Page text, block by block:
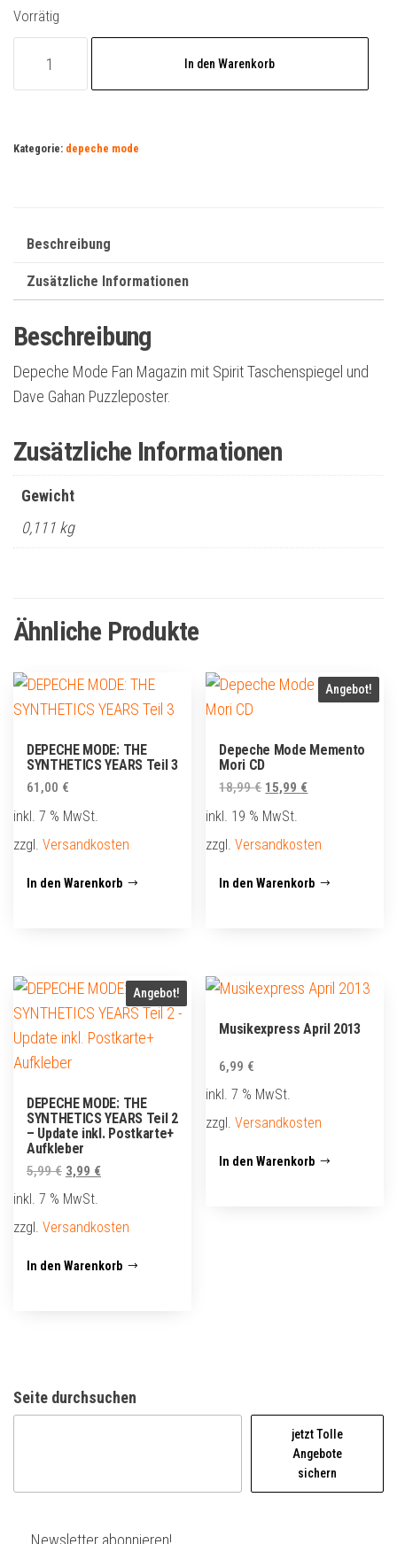
Vorrätig
mit
In den Warenkorb
Kategorie: depeche mode
Beschreibung
Zusätzliche Informationen
Beschreibung
Depeche Mode Fan Magazin mit Spirit Taschenspiegel und
Dave Gahan Puzzleposter.
Zusätzliche Informationen
Gewicht
0,111 kg
Ähnliche Produkte
DEPECHE MODE: THE
SYNTHETICS YEARS Teil 3
61,00 €
inkl. 7 % MwSt.
zzgl. Versandkosten
In den Warenkorb
Angebot!
Depeche Mode Memento
Mori CD
18,99€ Ursprünglicher
Preis
18,99 €
15,99 €
15,99 €.
inkl. 19 % MwSt.
zzgl.Versandkosten
In den Warenkorb
Angebot!
DEPECHE MODE: THE
SYNTHETICS YEARS Teil 2
– Update inkl. Postkarte+
Aufkleber
5,99€ Ursprünglicher
Preis
5,99 €
3,99 €
3,99 €.
inkl. 7 % MwSt.
zzgl. Versandkosten
In den Warenkorb
Musikexpress April 2013
6,99 €
inkl. 7 % MwSt.
zzgl.Versandkosten
In den Warenkorb
Seite durchsuchen
jetzt Tolle
Angebote
sichern
Newsletter abonnieren!